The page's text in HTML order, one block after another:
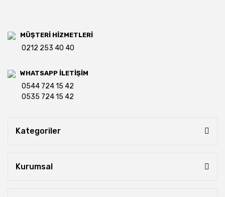
MÜŞTERİ HİZMETLERİ
0212 253 40 40
WHATSAPP İLETİŞİM
0544 724 15 42
0535 724 15 42
Kategoriler
Kurumsal